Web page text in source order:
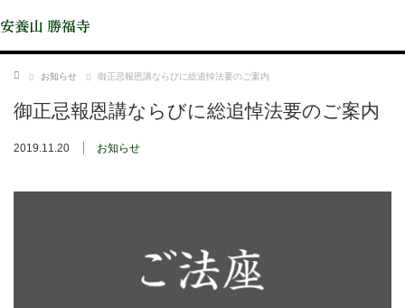
安養山 勝福寺
ホーム お知らせ 御正忌報恩講ならびに総追悼法要のご案内
御正忌報恩講ならびに総追悼法要のご案内
2019.11.20 お知らせ